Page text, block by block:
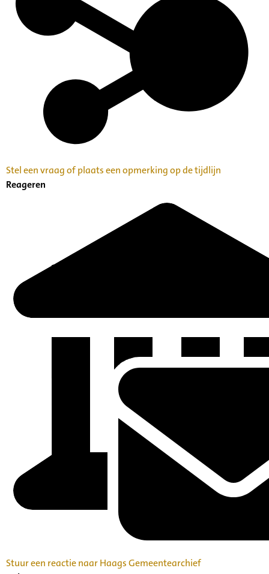
Stel een vraag of plaats een opmerking op de tijdlijn
Reageren
Stuur een reactie naar Haags Gemeentearchief